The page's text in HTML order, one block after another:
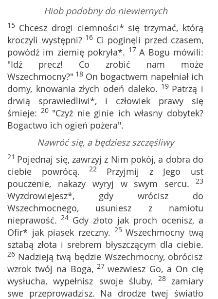
Hiob podobny do niewiernych
15 Chcesz drogi ciemności* się trzymać, którą
kroczyli występni?16 Ci poginęli przed czasem,
powódź im ziemię pokryła*. 17 A Bogu mówili:
"Idź precz! Co zrobić nam może
Wszechmocny?" 18 On bogactwem napełniał ich
domy, knowania złych odeń daleko. 19 Patrzą i
drwią sprawiedliwi*, i człowiek prawy się
śmieje: 20 "Czyż nie ginie ich własny dobytek?
Bogactwo ich ogień pożera".
Nawróć się, a będziesz szczęśliwy
21 Pojednaj się, zawrzyj z Nim pokój, a dobra do
ciebie powrócą. 22 Przyjmij z Jego ust
pouczenie, nakazy wyryj w swym sercu. 23
Wyzdrowiejesz*, gdy wrócisz do
Wszechmocnego, usuniesz z namiotu
nieprawość. 24 Gdy złoto jak proch ocenisz, a
Ofir* jak piasek rzeczny. 25Wszechmocny twą
sztabą złota i srebrem błyszczącym dla ciebie.
26 Nadzieją twą będzie Wszechmocny, obrócisz
wzrok twój na Boga, 27wezwiesz Go, a On cię
wysłucha, wypełnisz swoje śluby, 28 zamiary
swe przeprowadzisz. Na drodze twej światło